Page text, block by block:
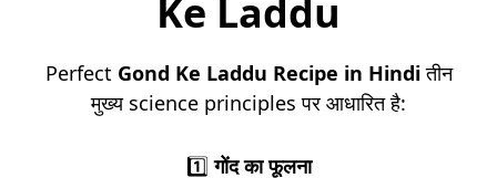
Ke Laddu
Perfect Gond Ke Laddu Recipe in Hindiतीन
मुख्य science principles पर आधारित है:
1️⃣गोंद का फूलना